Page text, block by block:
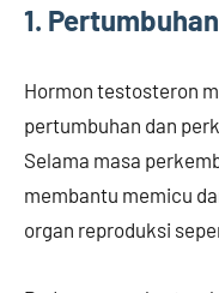
1.
Hormon testosteron
pertumbuhan dan
Selama masa
membantu memicu
organ reproduksi